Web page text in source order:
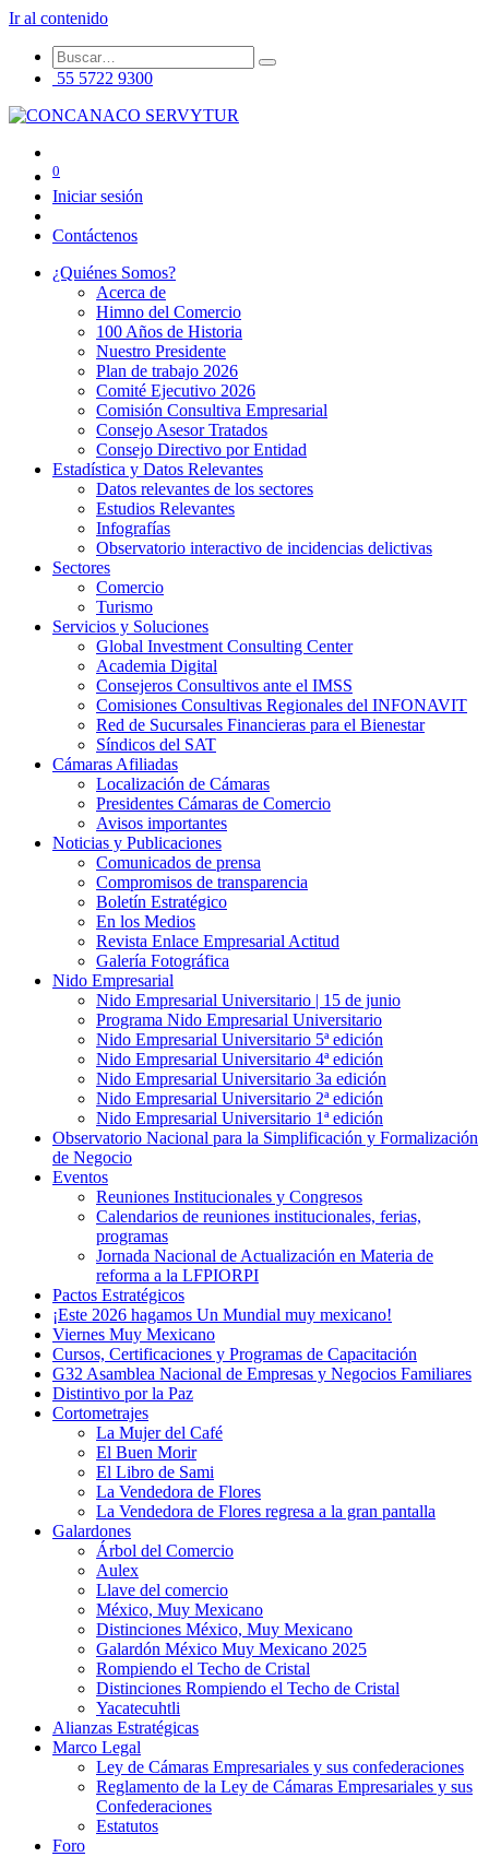
Ir al contenido
55 5722 9300
0
Iniciar sesión
Contáctenos
¿Quiénes Somos?
Acerca de
Himno del Comercio
100 Años de Historia
Nuestro Presidente
Plan de trabajo 2026
Comité Ejecutivo 2026
Comisión Consultiva Empresarial
Consejo Asesor Tratados
Consejo Directivo por Entidad
Estadística y Datos Relevantes
Datos relevantes de los sectores
Estudios Relevantes
Infografías
Observatorio interactivo de incidencias delictivas
Sectores
Comercio
Turismo
Servicios y Soluciones
Global Investment Consulting Center
Academia Digital
Consejeros Consultivos ante el IMSS
Comisiones Consultivas Regionales del INFONAVIT
Red de Sucursales Financieras para el Bienestar
Síndicos del SAT
Cámaras Afiliadas
Localización de Cámaras
Presidentes Cámaras de Comercio
Avisos importantes
Noticias y Publicaciones
Comunicados de prensa
Compromisos de transparencia
Boletín Estratégico
En los Medios
Revista Enlace Empresarial Actitud
Galería Fotográfica
Nido Empresarial
Nido Empresarial Universitario | 15 de junio
Programa Nido Empresarial Universitario
Nido Empresarial Universitario 5ª edición
Nido Empresarial Universitario 4ª edición
Nido Empresarial Universitario 3a edición
Nido Empresarial Universitario 2ª edición
Nido Empresarial Universitario 1ª edición
Observatorio Nacional para la Simplificación y Formalización
de Negocio
Eventos
Reuniones Institucionales y Congresos
Calendarios de reuniones institucionales, ferias,
programas
Jornada Nacional de Actualización en Materia de
reforma a la LFPIORPI
Pactos Estratégicos
¡Este 2026 hagamos Un Mundial muy mexicano!
Viernes Muy Mexicano
Cursos, Certificaciones y Programas de Capacitación
G32 Asamblea Nacional de Empresas y Negocios Familiares
Distintivo por la Paz
Cortometrajes
La Mujer del Café
El Buen Morir
El Libro de Sami
La Vendedora de Flores
La Vendedora de Flores regresa a la gran pantalla
Galardones
Árbol del Comercio
Aulex
Llave del comercio
México, Muy Mexicano
Distinciones México, Muy Mexicano
Galardón México Muy Mexicano 2025
Rompiendo el Techo de Cristal
Distinciones Rompiendo el Techo de Cristal
Yacatecuhtli
Alianzas Estratégicas
Marco Legal
Ley de Cámaras Empresariales y sus confederaciones
Reglamento de la Ley de Cámaras Empresariales y sus
Confederaciones
Estatutos
Foro